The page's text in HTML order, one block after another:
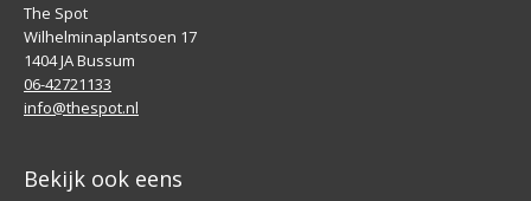
The Spot
Wilhelminaplantsoen 17
1404 JA Bussum
06-42721133
info@thespot.nl
Bekijk ook eens